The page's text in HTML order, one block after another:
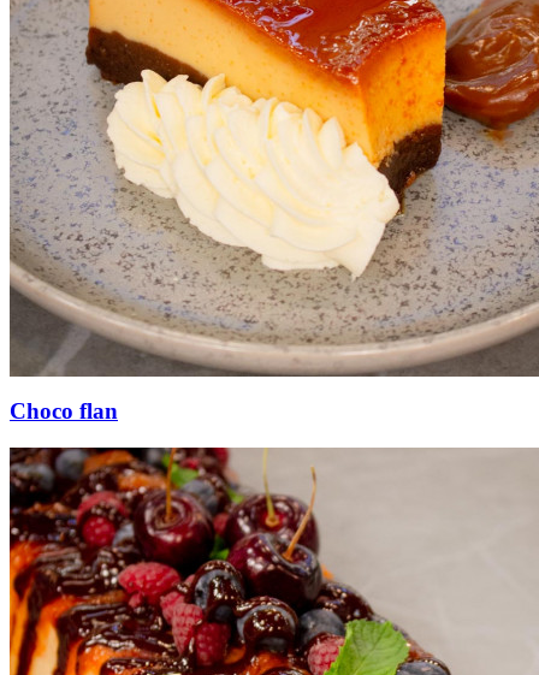
Choco flan